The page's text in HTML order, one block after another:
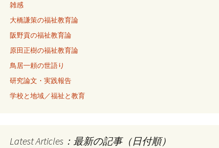
雑感
大橋謙策の福祉教育論
阪野貢の福祉教育論
原田正樹の福祉教育論
鳥居一頼の世語り
研究論文・実践報告
学校と地域／福祉と教育
Latest Articles：最新の記事（日付順）